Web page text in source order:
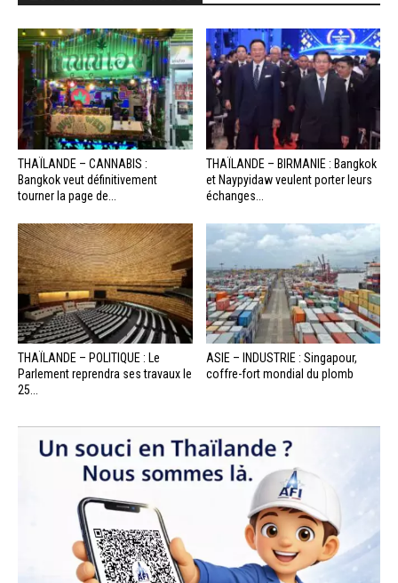
THAÏLANDE – CANNABIS :
Bangkok veut définitivement
tourner la page de...
THAÏLANDE – BIRMANIE : Bangkok
et Naypyidaw veulent porter leurs
échanges...
THAÏLANDE – POLITIQUE : Le
Parlement reprendra ses travaux le
25...
ASIE – INDUSTRIE : Singapour,
coffre-fort mondial du plomb